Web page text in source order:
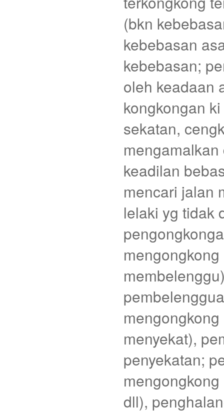
(bkn
kebebasan
kebebasan;
oleh keadaan
kongkongan
sekatan,
keadilan
mencari jalan
lelaki yg tidak
menyekat),
penyekatan;
dll),